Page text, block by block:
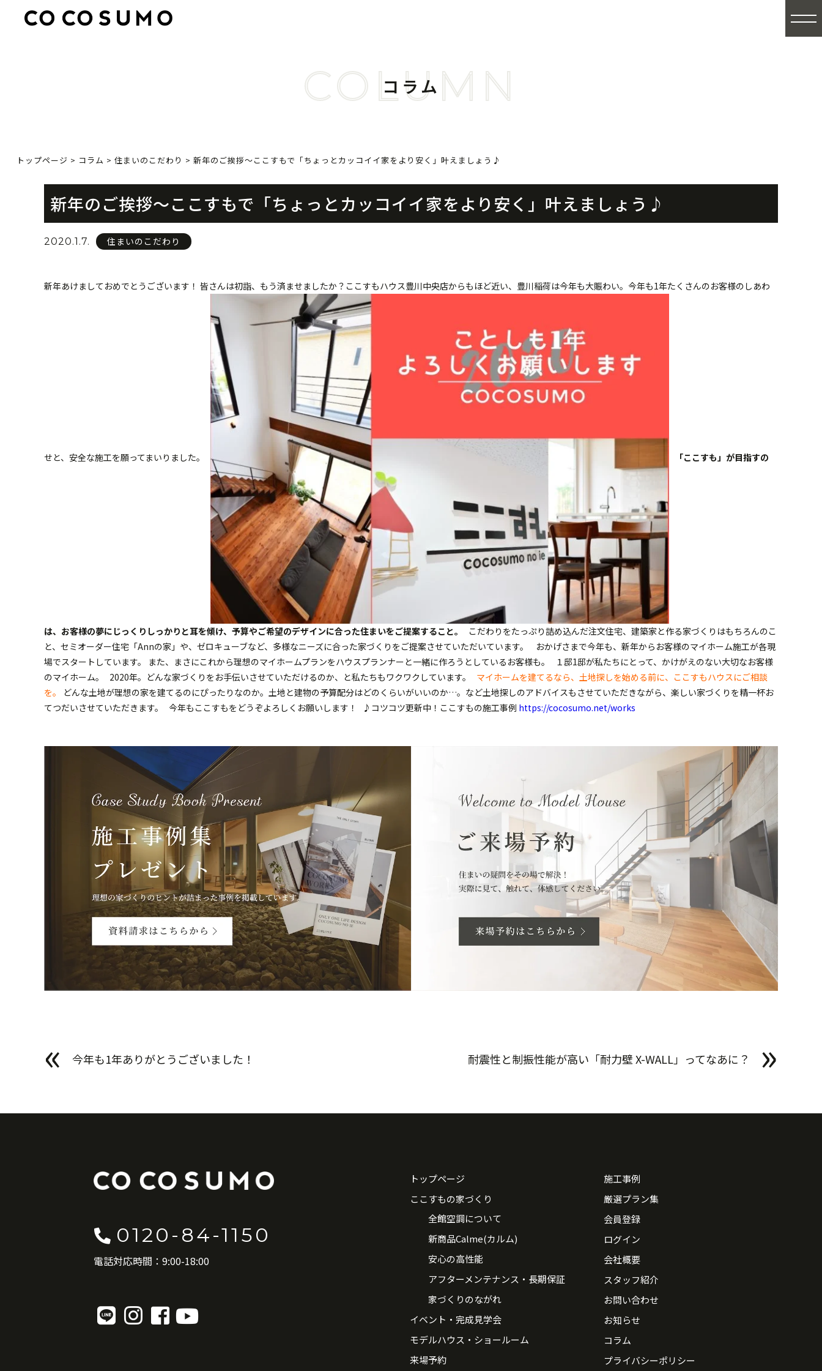
COLUMN
コラム
トップページ > コラム > 住まいのこだわり > 新年のご挨拶〜ここすもで「ちょっとカッコイイ家をより安く」叶えましょう♪
新年のご挨拶〜ここすもで「ちょっとカッコイイ家をより安く」叶えましょう♪
2020.1.7. 住まいのこだわり
新年あけましておめでとうございます！ 皆さんは初詣、もう済ませましたか？ここすもハウス豊川中央店からもほど近い、豊川稲荷は今年も大賑わい。今年も1年たくさんのお客様のしあわ
せと、安全な施工を願ってまいりました。 「ここすも」が目指すの
は、お客様の夢にじっくりしっかりと耳を傾け、予算やご希望のデザインに合った住まいをご提案すること。
こだわりをたっぷり詰め込んだ注文住宅、建築家と作る家づくりはもちろんのこ
と、セミオーダー住宅「Annの家」や、ゼロキューブなど、多様なニーズに合った家づくりをご提案させていただいています。
おかげさまで今年も、新年からお客様のマイホーム施工が各現
場でスタートしています。 また、まさにこれから理想のマイホームプランをハウスプランナーと一緒に作ろうとしているお客様も。 １邸1邸が私たちにとって、かけがえのない大切なお客様
のマイホーム。 2020年。どんな家づくりをお手伝いさせていただけるのか、と私たちもワクワクしています。 マイホームを建てるなら、土地探しを始める前に、ここすもハウスにご相談
を。
どんな土地が理想の家を建てるのにぴったりなのか。土地と建物の予算配分はどのくらいがいいのか…。など土地探しのアドバイスもさせていただきながら、楽しい家づくりを精一杯お
てつだいさせていただきます。 今年もここすもをどうぞよろしくお願いします！
♪コツコツ更新中！ここすもの施工事例 https://cocosumo.net/works
« 今年も1年ありがとうございました！ 耐震性と制振性能が高い「耐力壁 X-WALL」ってなあに？ »
0120-84-1150
電話対応時間：9:00-18:00
トップページ
ここすもの家づくり
全館空調について
新商品Calme(カルム)
安心の高性能
アフターメンテナンス・長期保証
家づくりのながれ
イベント・完成見学会
モデルハウス・ショールーム
来場予約
施工事例
厳選プラン集
会員登録
ログイン
会社概要
スタッフ紹介
お問い合わせ
お知らせ
コラム
プライバシーポリシー